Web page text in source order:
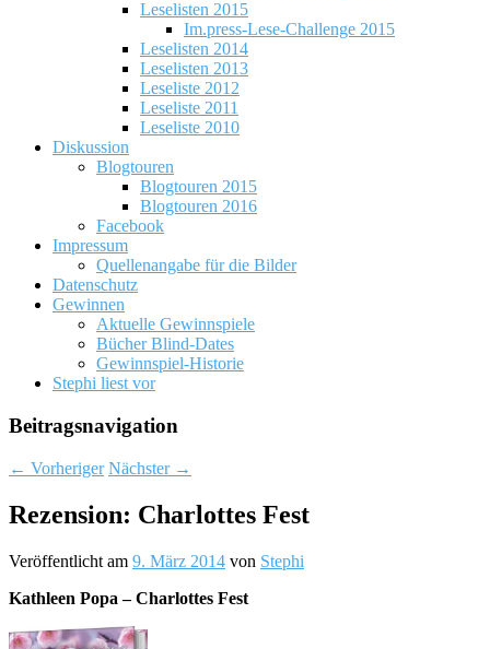
Leselisten 2015
Im.press-Lese-Challenge 2015
Leselisten 2014
Leselisten 2013
Leseliste 2012
Leseliste 2011
Leseliste 2010
Diskussion
Blogtouren
Blogtouren 2015
Blogtouren 2016
Facebook
Impressum
Quellenangabe für die Bilder
Datenschutz
Gewinnen
Aktuelle Gewinnspiele
Bücher Blind-Dates
Gewinnspiel-Historie
Stephi liest vor
Beitragsnavigation
← Vorheriger Nächster →
Rezension: Charlottes Fest
Veröffentlicht am 9. März 2014 von Stephi
Kathleen Popa – Charlottes Fest